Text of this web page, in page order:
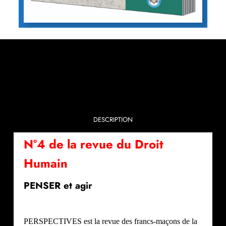
DESCRIPTION
N°4 de la revue du Droit
Humain
PENSER et agir
PERSPECTIVES est la revue des francs-maçons de la